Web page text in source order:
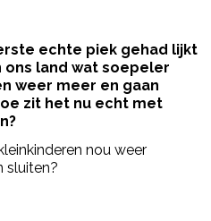
echte piek gehad lijkt
ons land wat soepeler
weer meer en gaan
zit het nu echt met
nou weer
sluiten?